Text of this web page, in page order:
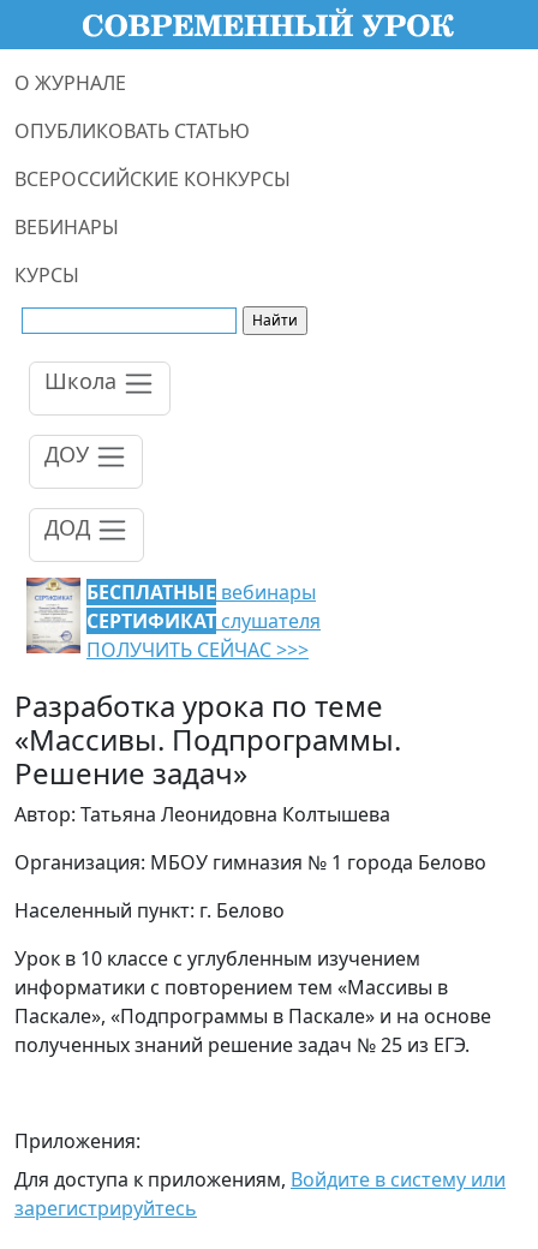
О ЖУРНАЛЕ
ОПУБЛИКОВАТЬ СТАТЬЮ
ВСЕРОССИЙСКИЕ КОНКУРСЫ
ВЕБИНАРЫ
КУРСЫ
Школа
ДОУ
ДОД
БЕСПЛАТНЫЕ вебинары
СЕРТИФИКАТ слушателя
ПОЛУЧИТЬ СЕЙЧАС >>>
Разработка урока по теме
«Массивы. Подпрограммы.
Решение задач»
Автор: Татьяна Леонидовна Колтышева
Организация: МБОУ гимназия № 1 города Белово
Населенный пункт: г. Белово
Урок в 10 классе с углубленным изучением
информатики с повторением тем «Массивы в
Паскале», «Подпрограммы в Паскале» и на основе
полученных знаний решение задач № 25 из ЕГЭ.
Приложения:
Для доступа к приложениям, Войдите в систему или
зарегистрируйтесь